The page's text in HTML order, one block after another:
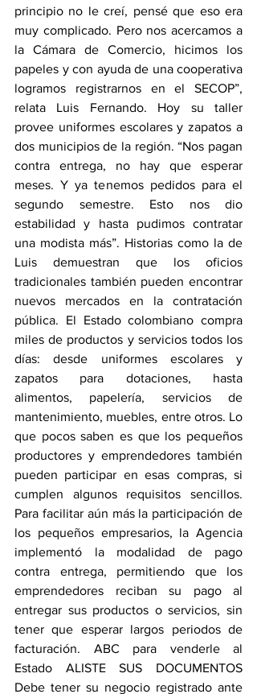
principio no le creí, pensé que eso era
muy complicado. Pero nos acercamos a
la Cámara de Comercio, hicimos los
papeles y con ayuda de una cooperativa
logramos registrarnos en el SECOP”,
relata Luis Fernando. Hoy su taller
provee uniformes escolares y zapatos a
dos municipios de la región. “Nos pagan
contra entrega, no hay que esperar
meses. Y ya tenemos pedidos para el
segundo semestre. Esto nos dio
estabilidad y hasta pudimos contratar
una modista más”. Historias como la de
Luis demuestran que los oficios
tradicionales también pueden encontrar
nuevos mercados en la contratación
pública. El Estado colombiano compra
miles de productos y servicios todos los
días: desde uniformes escolares y
zapatos para dotaciones, hasta
alimentos, papelería, servicios de
mantenimiento, muebles, entre otros. Lo
que pocos saben es que los pequeños
productores y emprendedores también
pueden participar en esas compras, si
cumplen algunos requisitos sencillos.
Para facilitar aún más la participación de
los pequeños empresarios, la Agencia
implementó la modalidad de pago
contra entrega, permitiendo que los
emprendedores reciban su pago al
entregar sus productos o servicios, sin
tener que esperar largos periodos de
facturación. ABC para venderle al
Estado ALISTE SUS DOCUMENTOS
Debe tener su negocio registrado ante